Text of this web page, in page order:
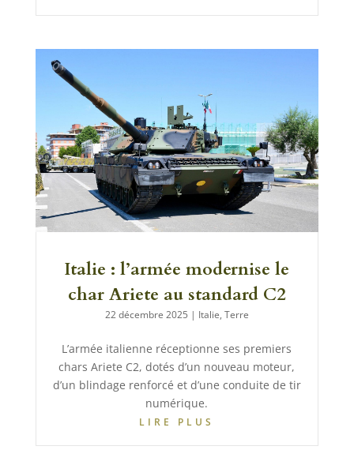
Italie : l’armée modernise le
char Ariete au standard C2
22 décembre 2025 | Italie, Terre
L’armée italienne réceptionne ses premiers
chars Ariete C2, dotés d’un nouveau moteur,
d’un blindage renforcé et d’une conduite de tir
numérique.
LIRE PLUS